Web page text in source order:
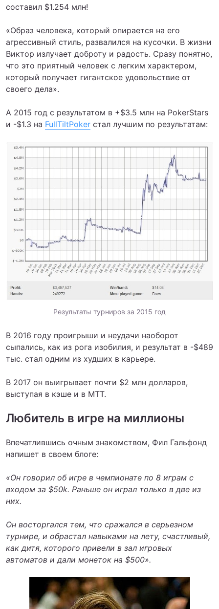
составил $1.254 млн!
«Образ человека, который опирается на его
агрессивный стиль, развалился на кусочки. В жизни
Виктор излучает доброту и радость. Сразу понятно,
что это приятный человек с легким характером,
который получает гигантское удовольствие от
своего дела».
А 2015 год с результатом в +$3.5 млн на PokerStars
и -$1.3 на FullTiltPoker стал лучшим по результатам:
Результаты турниров за 2015 год
В 2016 году проигрыши и неудачи наоборот
сыпались, как из рога изобилия, и результат в -$489
тыс. стал одним из худших в карьере.
В 2017 он выигрывает почти $2 млн долларов,
выступая в кэше и в МТТ.
Любитель в игре на миллионы
Впечатлившись очным знакомством, Фил Гальфонд
напишет в своем блоге:
«Он говорил об игре в чемпионате по 8 играм с
входом за $50k. Раньше он играл только в две из
них.
Он восторгался тем, что сражался в серьезном
турнире, и обрастал навыками на лету, счастливый,
как дитя, которого привели в зал игровых
автоматов и дали монеток на $500».